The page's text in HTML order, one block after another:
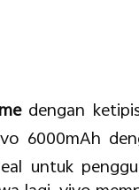
dengan
6000mAh
untuk